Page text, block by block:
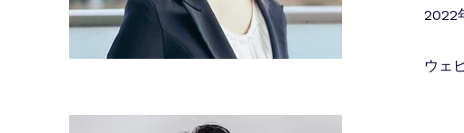
2022
ウェ